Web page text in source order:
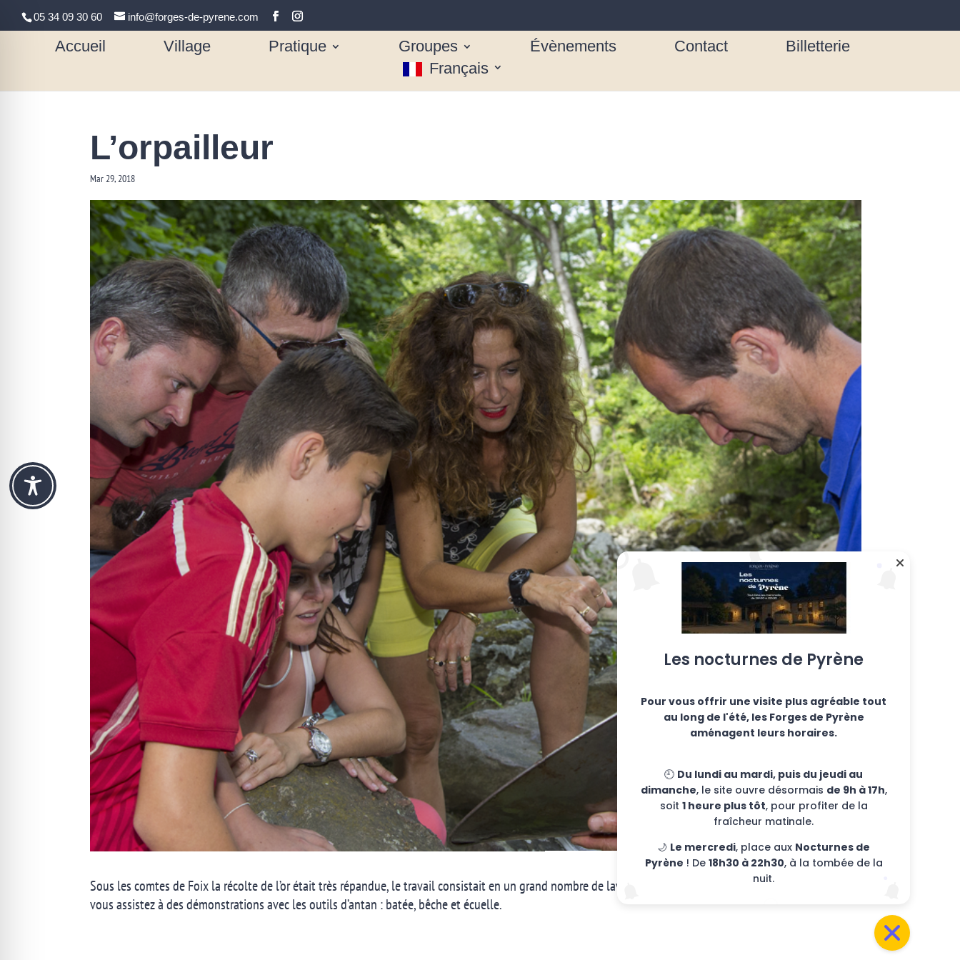
05 34 09 30 60 info@forges-de-pyrene.com
Accueil Village Pratique Groupes Évènements Contact
Billetterie
Français
L’orpailleur
Mar 29, 2018
Sous les comtes de Foix la récolte de l’or était très répandue, le travail consistait en un grand nombre de lavages qui dégagent les paillettes d’or du sable. Ici,
vous assistez à des démonstrations avec les outils d’antan : batée, bêche et écuelle.
Les nocturnes de Pyrène
Pour vous offrir une visite plus agréable tout
au long de l'été, les Forges de Pyrène
aménagent leurs horaires.
🕘 Du lundi au mardi, puis du jeudi au
dimanche, le site ouvre désormais de 9h à 17h,
soit 1 heure plus tôt, pour profiter de la
fraîcheur matinale.
🌙 Le mercredi, place aux Nocturnes de
Pyrène ! De 18h30 à 22h30, à la tombée de la
nuit.